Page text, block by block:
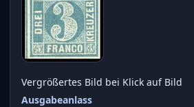
Vergrößertes Bild bei Klick auf Bild
Ausgabeanlass